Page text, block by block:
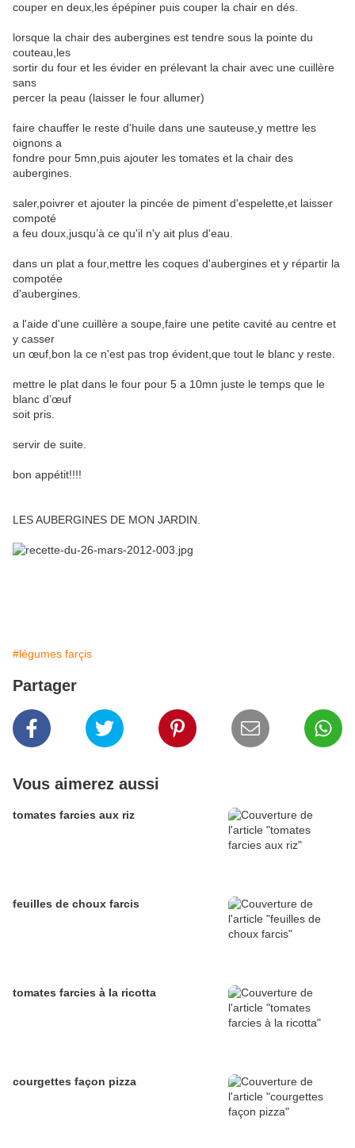
couper en deux,les épépiner puis couper la chair en dés.
lorsque la chair des aubergines est tendre sous la pointe du
couteau,les
sortir du four et les évider en prélevant la chair avec une cuillère
sans
percer la peau (laisser le four allumer)
faire chauffer le reste d'huile dans une sauteuse,y mettre les
oignons a
fondre pour 5mn,puis ajouter les tomates et la chair des
aubergines.
saler,poivrer et ajouter la pincée de piment d'espelette,et laisser
compoté
a feu doux,jusqu’à ce qu'il n'y ait plus d'eau.
dans un plat a four,mettre les coques d'aubergines et y répartir la
compotée
d'aubergines.
a l'aide d'une cuillère a soupe,faire une petite cavité au centre et
y casser
un œuf,bon la ce n'est pas trop évident,que tout le blanc y reste.
mettre le plat dans le four pour 5 a 10mn juste le temps que le
blanc d’œuf
soit pris.
servir de suite.
bon appétit!!!!
LES AUBERGINES DE MON JARDIN.
#légumes farçis
Partager
Vous aimerez aussi
tomates farcies aux riz
feuilles de choux farcis
tomates farcies à la ricotta
courgettes façon pizza